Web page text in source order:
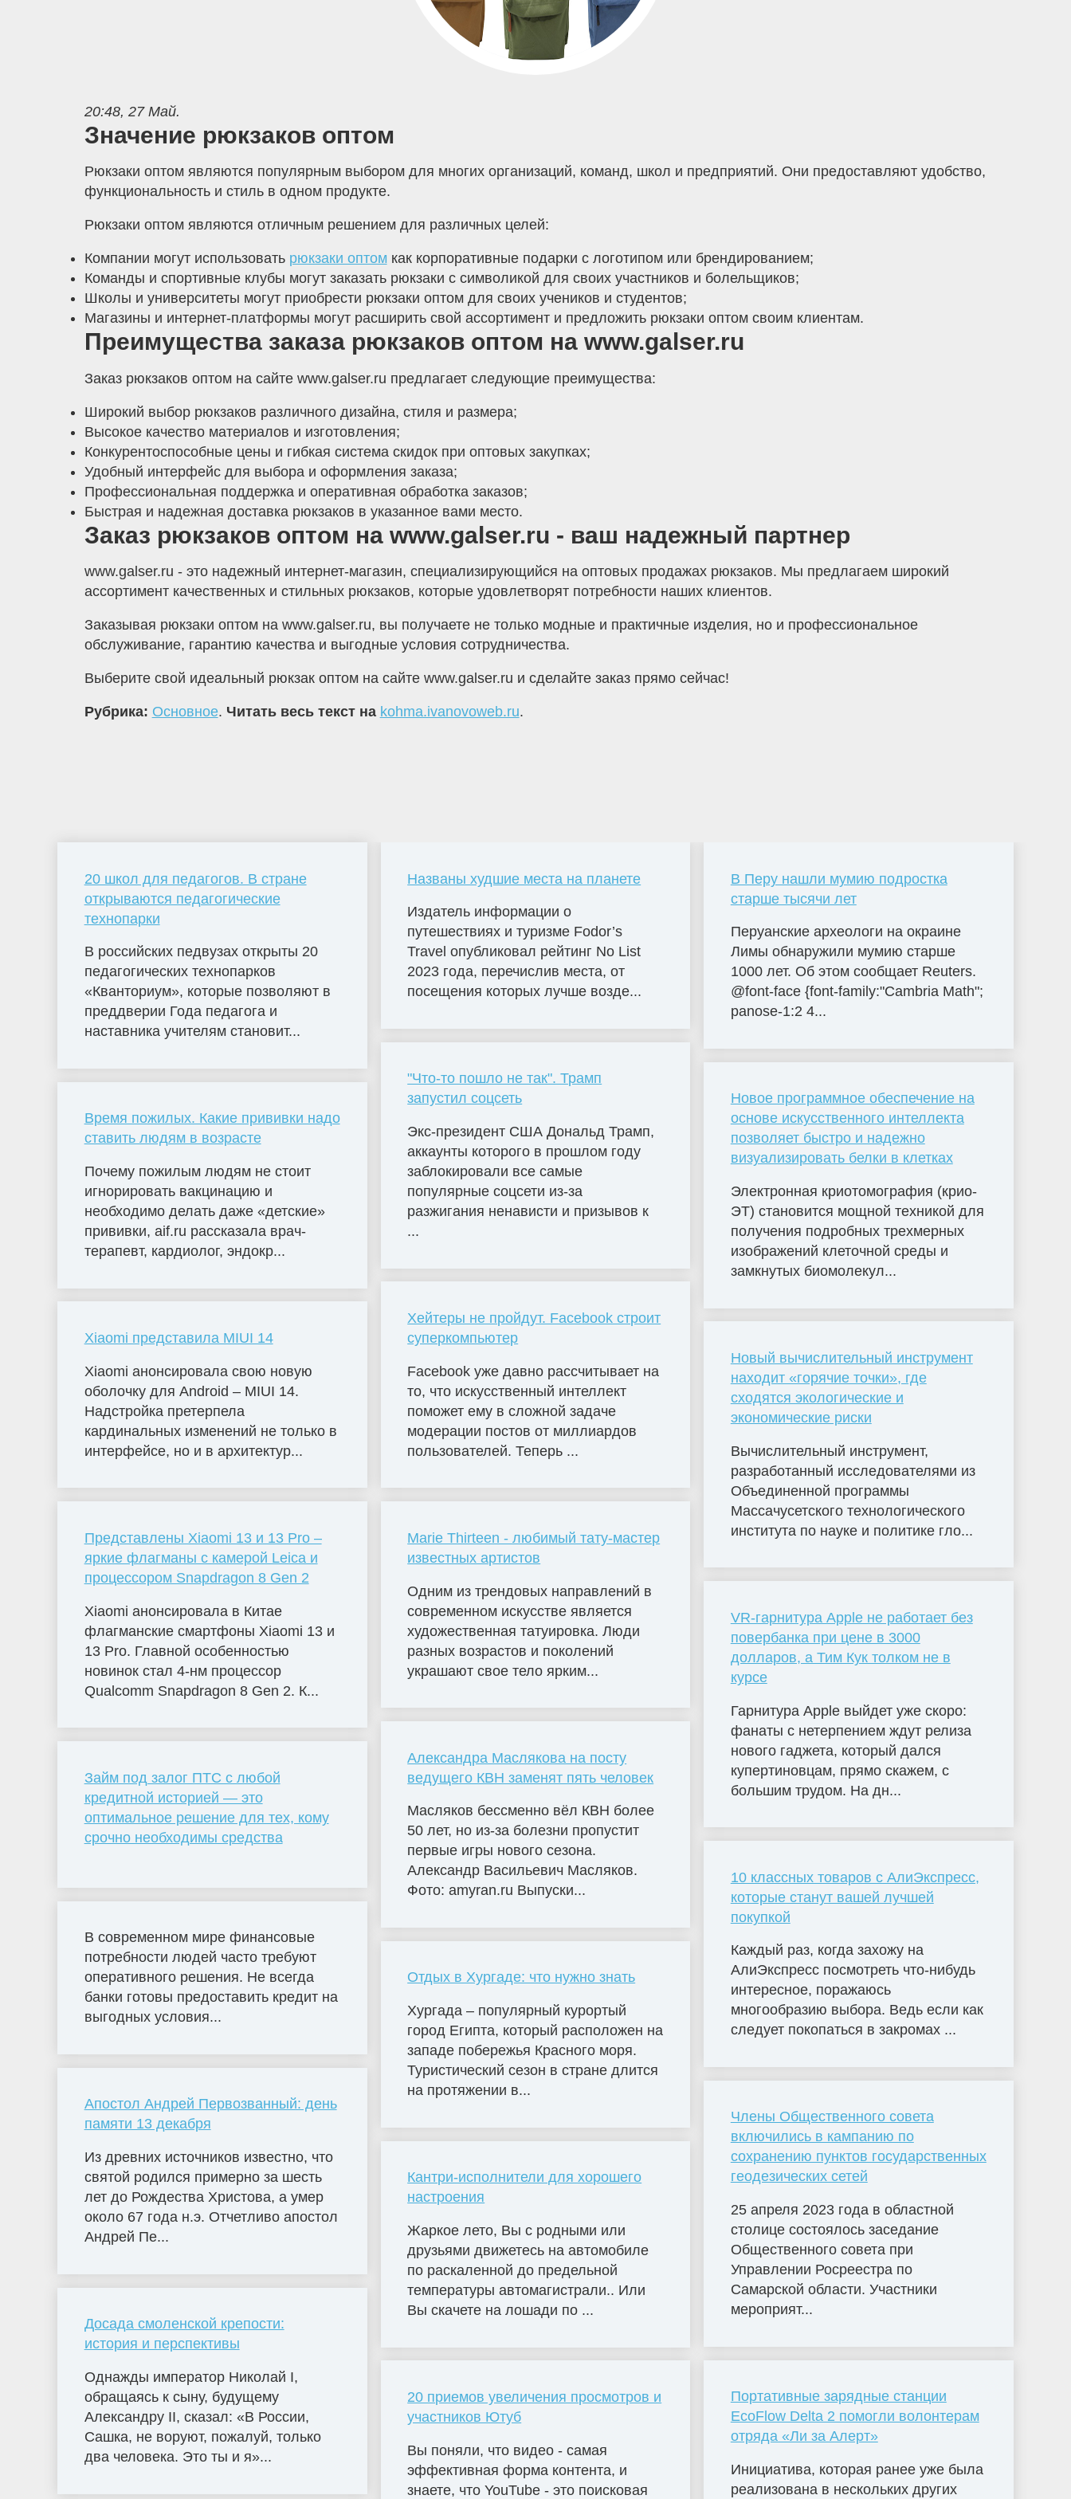
20:48, 27 Май.
Значение рюкзаков оптом
Рюкзаки оптом являются популярным выбором для многих организаций, команд, школ и предприятий. Они предоставляют удобство,
функциональность и стиль в одном продукте.
Рюкзаки оптом являются отличным решением для различных целей:
Компании могут использовать рюкзаки оптомкак корпоративные подарки с логотипом или брендированием;
Команды и спортивные клубы могут заказать рюкзаки с символикой для своих участников и болельщиков;
Школы и университеты могут приобрести рюкзаки оптом для своих учеников и студентов;
Магазины и интернет-платформы могут расширить свой ассортимент и предложить рюкзаки оптом своим клиентам.
Преимущества заказа рюкзаков оптом на www.galser.ru
Заказ рюкзаков оптом на сайте www.galser.ru предлагает следующие преимущества:
Широкий выбор рюкзаков различного дизайна, стиля и размера;
Высокое качество материалов и изготовления;
Конкурентоспособные цены и гибкая система скидок при оптовых закупках;
Удобный интерфейс для выбора и оформления заказа;
Профессиональная поддержка и оперативная обработка заказов;
Быстрая и надежная доставка рюкзаков в указанное вами место.
Заказ рюкзаков оптом на www.galser.ru - ваш надежный партнер
www.galser.ru - это надежный интернет-магазин, специализирующийся на оптовых продажах рюкзаков. Мы предлагаем широкий
ассортимент качественных и стильных рюкзаков, которые удовлетворят потребности наших клиентов.
Заказывая рюкзаки оптом на www.galser.ru, вы получаете не только модные и практичные изделия, но и профессиональное
обслуживание, гарантию качества и выгодные условия сотрудничества.
Выберите свой идеальный рюкзак оптом на сайте www.galser.ru и сделайте заказ прямо сейчас!
Рубрика: Основное. Читать весь текст на kohma.ivanovoweb.ru.
20 школ для педагогов. В стране
открываются педагогические
технопарки
В российских педвузах открыты 20
педагогических технопарков
«Кванториум», которые позволяют в
преддверии Года педагога и
наставника учителям становит...
Время пожилых. Какие прививки надо
ставить людям в возрасте
Почему пожилым людям не стоит
игнорировать вакцинацию и
необходимо делать даже «детские»
прививки, aif.ru рассказала врач-
терапевт, кардиолог, эндокр...
Xiaomi представила MIUI 14
Xiaomi анонсировала свою новую
оболочку для Android – MIUI 14.
Надстройка претерпела
кардинальных изменений не только в
интерфейсе, но и в архитектур...
Представлены Xiaomi 13 и 13 Pro –
яркие флагманы с камерой Leica и
процессором Snapdragon 8 Gen 2
Xiaomi анонсировала в Китае
флагманские смартфоны Xiaomi 13 и
13 Pro. Главной особенностью
новинок стал 4-нм процессор
Qualcomm Snapdragon 8 Gen 2. К...
Займ под залог ПТС с любой
кредитной историей — это
оптимальное решение для тех, кому
срочно необходимы средства
В современном мире финансовые
потребности людей часто требуют
оперативного решения. Не всегда
банки готовы предоставить кредит на
выгодных условия...
Апостол Андрей Первозванный: день
памяти 13 декабря
Из древних источников известно, что
святой родился примерно за шесть
лет до Рождества Христова, а умер
около 67 года н.э. Отчетливо апостол
Андрей Пе...
Досада смоленской крепости:
история и перспективы
Однажды император Николай I,
обращаясь к сыну, будущему
Александру II, сказал: «В России,
Сашка, не воруют, пожалуй, только
два человека. Это ты и я»...
Названы худшие места на планете
Издатель информации о
путешествиях и туризме Fodor’s
Travel опубликовал рейтинг No List
2023 года, перечислив места, от
посещения которых лучше возде...
"Что-то пошло не так". Трамп
запустил соцсеть
Экс-президент США Дональд Трамп,
аккаунты которого в прошлом году
заблокировали все самые
популярные соцсети из-за
разжигания ненависти и призывов к
...
Хейтеры не пройдут. Facebook строит
суперкомпьютер
Facebook уже давно рассчитывает на
то, что искусственный интеллект
поможет ему в сложной задаче
модерации постов от миллиардов
пользователей. Теперь ...
Marie Thirteen - любимый тату-мастер
известных артистов
Одним из трендовых направлений в
современном искусстве является
художественная татуировка. Люди
разных возрастов и поколений
украшают свое тело ярким...
Александра Маслякова на посту
ведущего КВН заменят пять человек
Масляков бессменно вёл КВН более
50 лет, но из-за болезни пропустит
первые игры нового сезона.
Александр Васильевич Масляков.
Фото: amyran.ru Выпуски...
Отдых в Хургаде: что нужно знать
Хургада – популярный курортый
город Египта, который расположен на
западе побережья Красного моря.
Туристический сезон в стране длится
на протяжении в...
Кантри-исполнители для хорошего
настроения
Жаркое лето, Вы с родными или
друзьями движетесь на автомобиле
по раскаленной до предельной
температуры автомагистрали.. Или
Вы скачете на лошади по ...
20 приемов увеличения просмотров и
участников Ютуб
Вы поняли, что видео - самая
эффективная форма контента, и
знаете, что YouTube - это поисковая
В Перу нашли мумию подростка
старше тысячи лет
Перуанские археологи на окраине
Лимы обнаружили мумию старше
1000 лет. Об этом сообщает Reuters.
@font-face {font-family:"Cambria Math";
panose-1:2 4...
Новое программное обеспечение на
основе искусственного интеллекта
позволяет быстро и надежно
визуализировать белки в клетках
Электронная криотомография (крио-
ЭТ) становится мощной техникой для
получения подробных трехмерных
изображений клеточной среды и
замкнутых биомолекул...
Новый вычислительный инструмент
находит «горячие точки», где
сходятся экологические и
экономические риски
Вычислительный инструмент,
разработанный исследователями из
Объединенной программы
Массачусетского технологического
института по науке и политике гло...
VR-гарнитура Apple не работает без
повербанка при цене в 3000
долларов, а Тим Кук толком не в
курсе
Гарнитура Apple выйдет уже скоро:
фанаты с нетерпением ждут релиза
нового гаджета, который дался
купертиновцам, прямо скажем, с
большим трудом. На дн...
10 классных товаров с АлиЭкспресс,
которые станут вашей лучшей
покупкой
Каждый раз, когда захожу на
АлиЭкспресс посмотреть что-нибудь
интересное, поражаюсь
многообразию выбора. Ведь если как
следует покопаться в закромах ...
Члены Общественного совета
включились в кампанию по
сохранению пунктов государственных
геодезических сетей
25 апреля 2023 года в областной
столице состоялось заседание
Общественного совета при
Управлении Росреестра по
Самарской области. Участники
мероприят...
Портативные зарядные станции
EcoFlow Delta 2 помогли волонтерам
отряда «Ли за Алерт»
Инициатива, которая ранее уже была
реализована в нескольких других